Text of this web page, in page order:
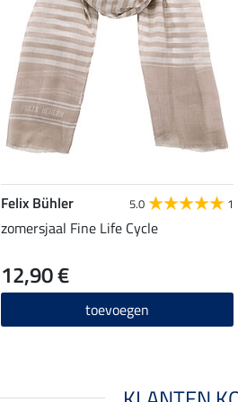
Felix Bühler 5.0 1
zomersjaal Fine Life Cycle
12,90 €
toevoegen